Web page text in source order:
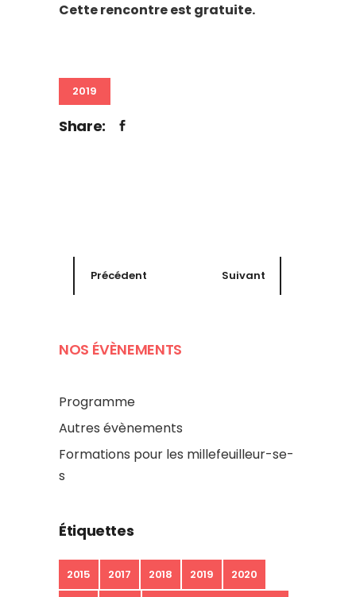
Cette rencontre est gratuite.
2019
Share:
Précédent Suivant
NOS ÉVÈNEMENTS
Programme
Autres évènements
Formations pour les millefeuilleur-se-
s
Étiquettes
2015 2017 2018 2019 2020